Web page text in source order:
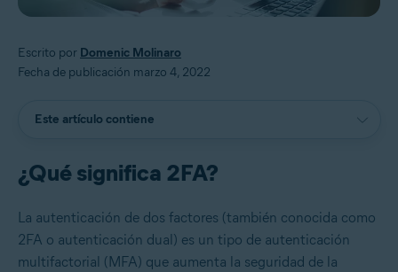
Escrito por Domenic Molinaro
Fecha de publicación marzo 4, 2022
Este artículo contiene
¿Qué significa 2FA?
La autenticación de dos factores (también conocida como
2FA o autenticación dual) es un tipo de autenticación
multifactorial (MFA) que aumenta la seguridad de la